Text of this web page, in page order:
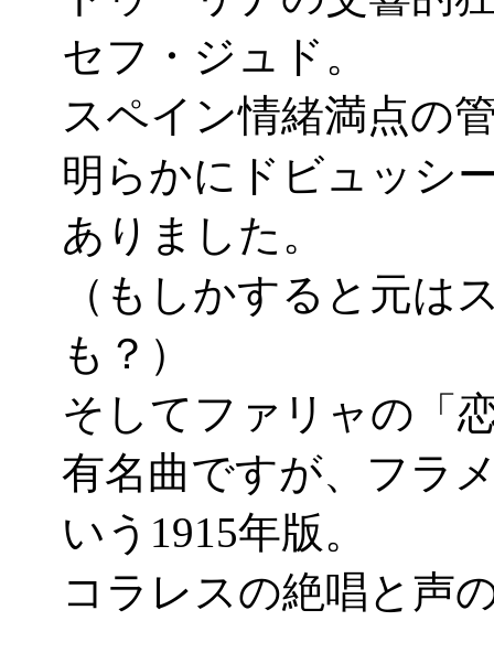
セフ・ジュド。
スペイン情緒満点の
明らかにドビュッシ
ありました。
（もしかすると元は
も？）
そしてファリャの「
有名曲ですが、フラ
いう1915年版。
コラレスの絶唱と声